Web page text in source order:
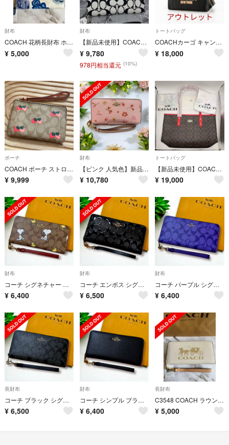
財布
COACH 花柄長財布 ホワイト 新品未使用
¥ 5,000
財布
【新品未使用】COACH コーチ 長財布 シグネチャー ストラップ付 白黒
¥ 9,780
978円相当還元 (10%)
トートバッグ
COACHカーゴ キャンバス カーゴトートバッグ ブラック 26
¥ 18,000
ポーチ
COACH ポーチ ストロベリー柄 リストレット
¥ 9,999
財布
【ピンク 人気色】新品未使用 COACH 花柄 長財布
¥ 10,780
トートバッグ
【新品未使用】COACH コーチ シグネチャー トートバッグ ブラウン×レッド F58292
¥ 19,000
財布
コーチ シグネチャー スヌーピー 長財布
¥ 6,400
財布
コーチ エンボス シグネチャー ブラック 長財布 リストレット
¥ 6,500
財布
コーチ パープル シグネチャー 長財布
¥ 6,400
長財布
コーチ ブラック シグネチャー 長財布
¥ 6,500
財布
コーチ シンプル ブラック 長財布
¥ 6,400
長財布
C3548 COACH ラウンドジップ長財布 新品未使用
¥ 5,000